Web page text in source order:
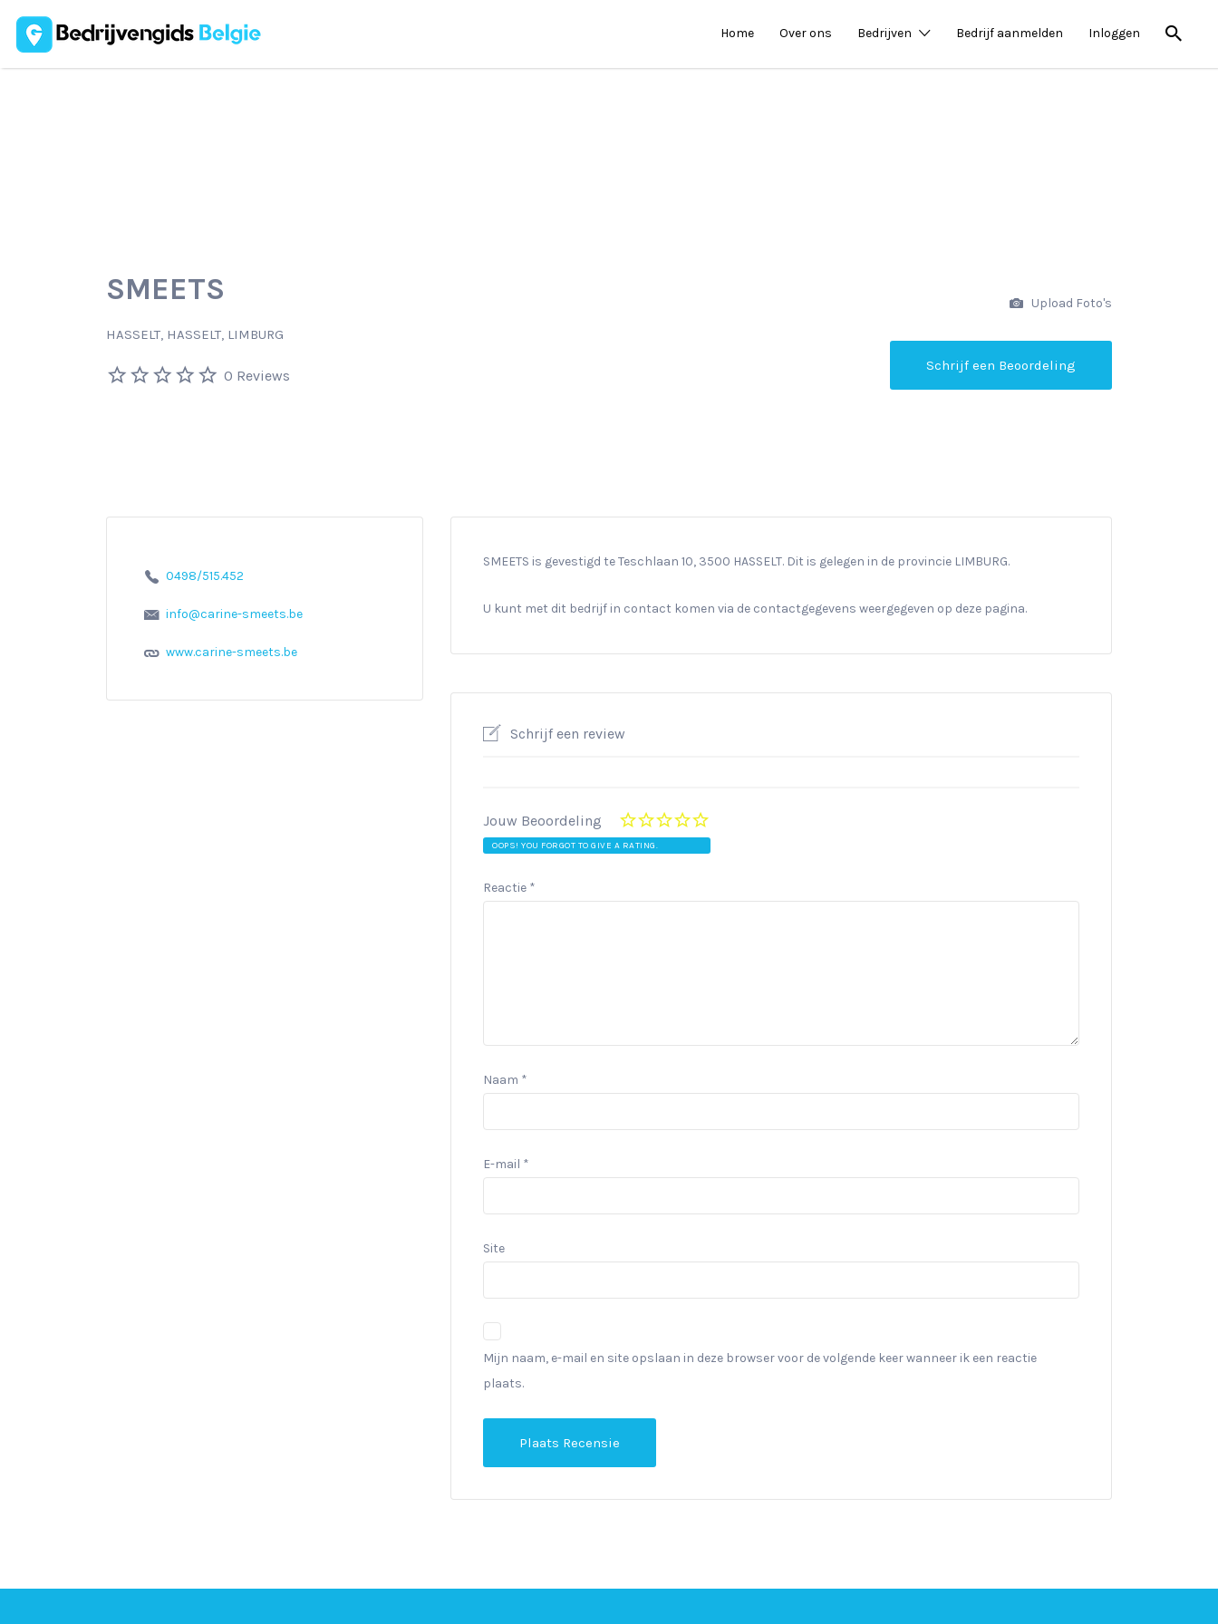
Home Over ons Bedrijven Bedrijf aanmelden Inloggen
Zoek
naar:
SMEETS
HASSELT, HASSELT, LIMBURG
0 Reviews
Upload Foto's
Schrijf een Beoordeling
0498/515.452
info@carine-smeets.be
www.carine-smeets.be
SMEETS is gevestigd te Teschlaan 10, 3500 HASSELT. Dit is gelegen in de provincie LIMBURG.
U kunt met dit bedrijf in contact komen via de contactgegevens weergegeven op deze pagina.
Schrijf een review
Jouw Beoordeling
OOPS! YOU FORGOT TO GIVE A RATING.
Reactie *
Naam *
E-mail *
Site
Mijn naam, e-mail en site opslaan in deze browser voor de volgende keer wanneer ik een reactie
plaats.